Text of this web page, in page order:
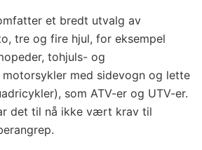
et bredt utvalg av
tre og fire hjul, for eksempel
tohjuls- og
med sidevogn og lette
som ATV-er og UTV-er.
det til nå ikke vært krav til